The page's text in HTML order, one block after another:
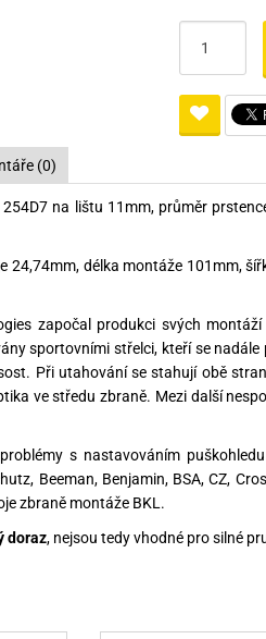
Pistolové a revolverové náboje
Malorážkové náboje
Pro perkusní zbraně
(0)
na lištu 11mm, průměr
24,74mm, délka montáže 101mm,
započal produkci svých
sportovními střelci, kteří se
Při utahování se stahují obě
ve středu zbraně. Mezi další
s nastavováním
Beeman, Benjamin, BSA, CZ,
zbraně montáže BKL.
doraz, nejsou tedy vhodné pro silné